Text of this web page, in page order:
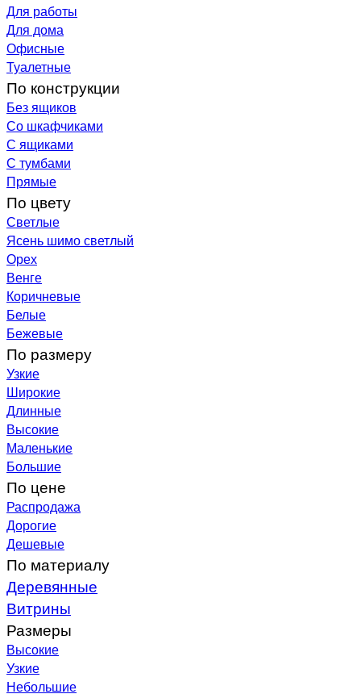
Для работы
Для дома
Офисные
Туалетные
По конструкции
Без ящиков
Со шкафчиками
С ящиками
С тумбами
Прямые
По цвету
Светлые
Ясень шимо светлый
Орех
Венге
Коричневые
Белые
Бежевые
По размеру
Узкие
Широкие
Длинные
Высокие
Маленькие
Большие
По цене
Распродажа
Дорогие
Дешевые
По материалу
Деревянные
Витрины
Размеры
Высокие
Узкие
Небольшие